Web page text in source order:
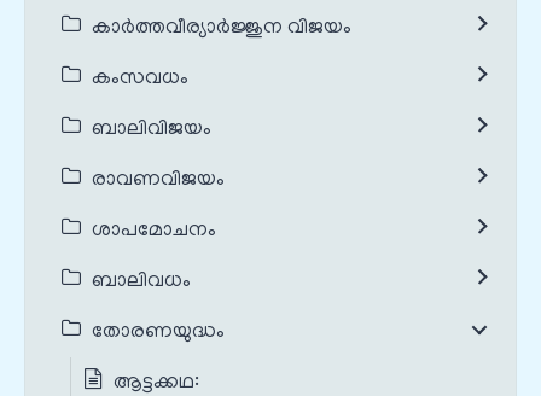
കാർത്തവീര്യാർജ്ജുന വിജയം
കംസവധം
ബാലിവിജയം
രാവണവിജയം
ശാപമോചനം
ബാലിവധം
തോരണയുദ്ധം
ആട്ടക്കഥ: